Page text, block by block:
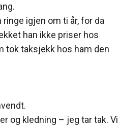
igjen om ti år, for da
han ikke priser hos
tok taksjekk hos ham den
og kledning – jeg tar tak. Vi